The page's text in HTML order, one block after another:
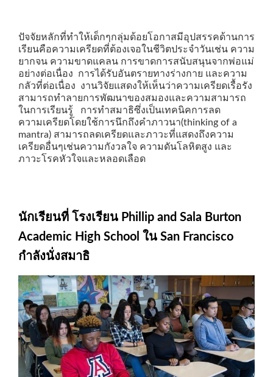
ปัจจัยหลักที่ทำให้เด็กๆกลุ่มด้อยโอกาสมีอุปสรรคด้านการ
เรียนคือความเครียดที่ต้องเจอในชีวิตประจำวันเช่น ความ
ยากจน ความขาดแคลน การขาดการสนับสนุนจากพ่อแม่
อย่างต่อเนื่อง การได้รับอันตรายทางร่างกาย และความ
กลัวที่ต่อเนื่อง งานวิจัยแสดงให้เห็นว่าความเครียดเรื้อรัง
สามารถทำลายการพัฒนาของสมองและความสามารถ
ในการเรียนรู้ การทำสมาธิซึ่งเป็นเทคนิคการลด
ความเครียดโดยใช้การนึกถึงคำภาวนา(thinking of a
mantra) สามารถลดเครียดและภาวะที่แสดงถึงความ
เครียดอื่นๆเช่นความกังวลใจ ความดันโลหิตสูง และ
ภาวะโรคหัวใจและหลอดเลือด
นักเรียนที่ โรงเรียน Phillip and Sala Burton
Academic High School ใน San Francisco
กำลังนั่งสมาธิ